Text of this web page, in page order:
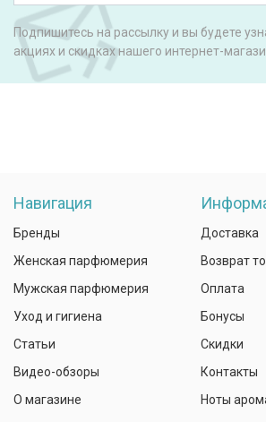
Подпишитесь на рассылку и вы будете
акциях и скидках нашего интернет-
Навигация
Бренды
Женская парфюмерия
Мужская парфюмерия
Уход и гигиена
Статьи
Видео-обзоры
О магазине
Доставка
Возврат
Оплата
Бонусы
Скидки
Контакты
Ноты